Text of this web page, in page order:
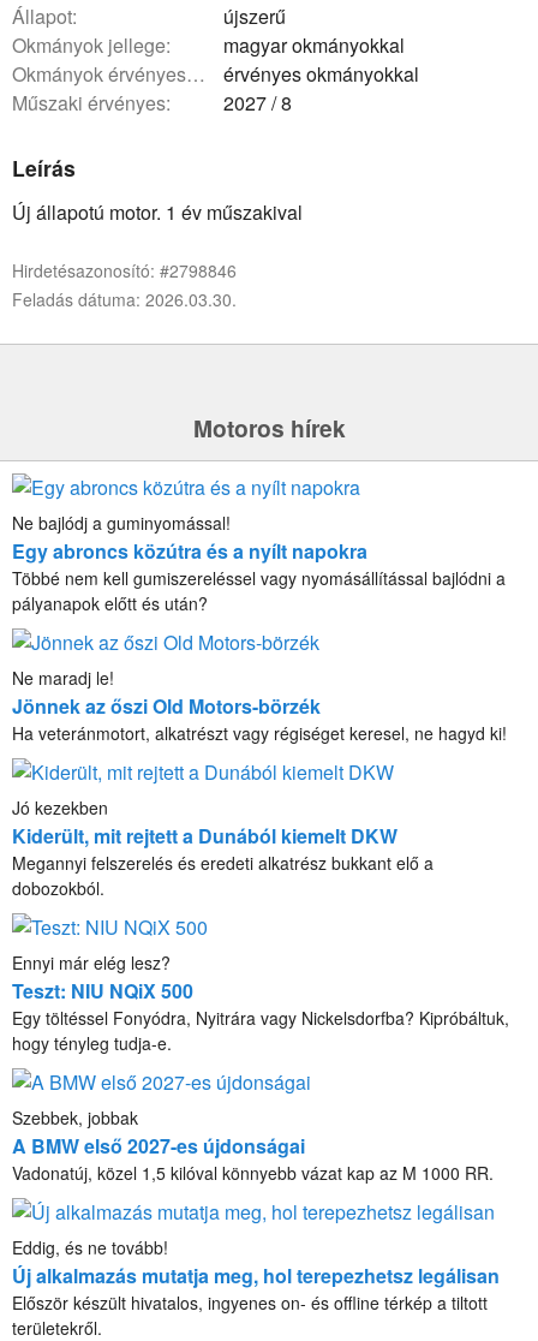
állapot:
újszerű
okmányok jellege:
magyar okmányokkal
okmányok érvényessége:
érvényes okmányokkal
műszaki érvényes:
2027 / 8
Leírás
Új állapotú motor. 1 év műszakival
Hirdetésazonosító: #2798846
Feladás dátuma: 2026.03.30.
Motoros hírek
Ne bajlódj a guminyomással!
Egy abroncs közútra és a nyílt napokra
Többé nem kell gumiszereléssel vagy nyomásállítással bajlódni a
pályanapok előtt és után?
Ne maradj le!
Jönnek az őszi Old Motors-börzék
Ha veteránmotort, alkatrészt vagy régiséget keresel, ne hagyd ki!
Jó kezekben
Kiderült, mit rejtett a Dunából kiemelt DKW
Megannyi felszerelés és eredeti alkatrész bukkant elő a
dobozokból.
Ennyi már elég lesz?
Teszt: NIU NQiX 500
Egy töltéssel Fonyódra, Nyitrára vagy Nickelsdorfba? Kipróbáltuk,
hogy tényleg tudja-e.
Szebbek, jobbak
A BMW első 2027-es újdonságai
Vadonatúj, közel 1,5 kilóval könnyebb vázat kap az M 1000 RR.
Eddig, és ne tovább!
Új alkalmazás mutatja meg, hol terepezhetsz legálisan
Először készült hivatalos, ingyenes on- és offline térkép a tiltott
területekről.